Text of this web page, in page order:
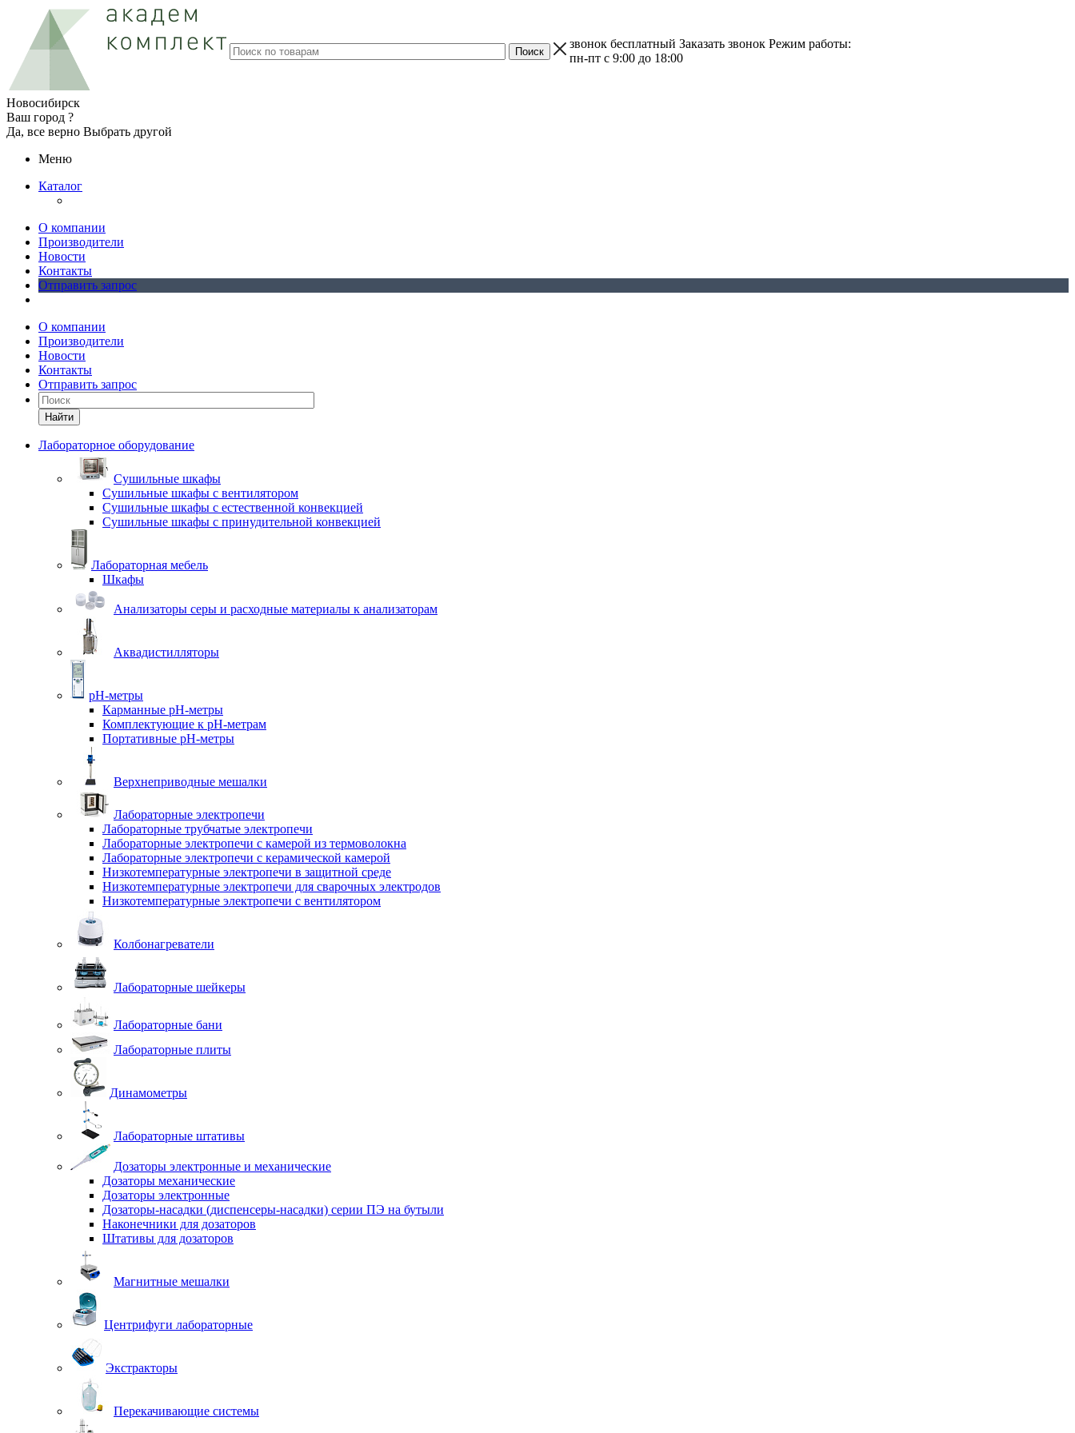
звонок бесплатный Заказать звонок Режим работы:
пн-пт с 9:00 до 18:00
Новосибирск
Ваш город ?
Да, все верно Выбрать другой
Меню
Каталог
О компании
Производители
Новости
Контакты
Отправить запрос
О компании
Производители
Новости
Контакты
Отправить запрос
Найти
Лабораторное оборудование
Cушильные шкафы
Сушильные шкафы с вентилятором
Сушильные шкафы с естественной конвекцией
Сушильные шкафы с принудительной конвекцией
Лабораторная мебель
Шкафы
Анализаторы серы и расходные материалы к анализаторам
Аквадистилляторы
pH-метры
Карманные pH-метры
Комплектующие к pH-метрам
Портативные pH-метры
Верхнеприводные мешалки
Лабораторные электропечи
Лабораторные трубчатые электропечи
Лабораторные электропечи с камерой из термоволокна
Лабораторные электропечи с керамической камерой
Низкотемпературные электропечи в защитной среде
Низкотемпературные электропечи для cварочных электродов
Низкотемпературные электропечи с вентилятором
Колбонагреватели
Лабораторные шейкеры
Лабораторные бани
Лабораторные плиты
Динамометры
Лабораторные штативы
Дозаторы электронные и механические
Дозаторы механические
Дозаторы электронные
Дозаторы-насадки (диспенсеры-насадки) серии ПЭ на бутыли
Наконечники для дозаторов
Штативы для дозаторов
Магнитные мешалки
Центрифуги лабораторные
Экстракторы
Перекачивающие системы